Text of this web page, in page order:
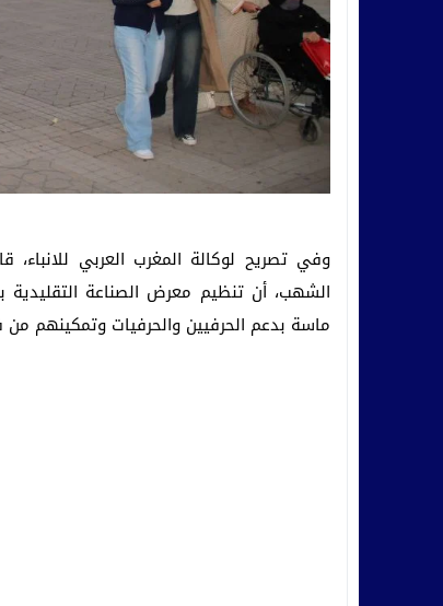
وفي تصريح لوكالة المغرب العربي
الشهب، أن تنظيم معرض الصناعة التقليدية
ماسة بدعم الحرفيين والحرفيات وتمكينهم